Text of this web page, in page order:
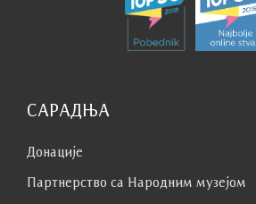
САРАДЊА
Донације
Партнерство са Народним музејoм